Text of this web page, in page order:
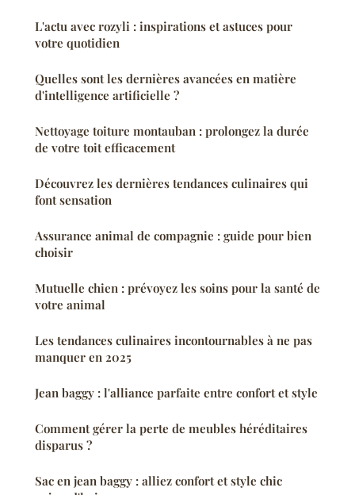
L'actu avec rozyli : inspirations et astuces pour
votre quotidien
Quelles sont les dernières avancées en matière
d'intelligence artificielle ?
Nettoyage toiture montauban : prolongez la durée
de votre toit efficacement
Découvrez les dernières tendances culinaires qui
font sensation
Assurance animal de compagnie : guide pour bien
choisir
Mutuelle chien : prévoyez les soins pour la santé de
votre animal
Les tendances culinaires incontournables à ne pas
manquer en 2025
Jean baggy : l'alliance parfaite entre confort et style
Comment gérer la perte de meubles héréditaires
disparus ?
Sac en jean baggy : alliez confort et style chic